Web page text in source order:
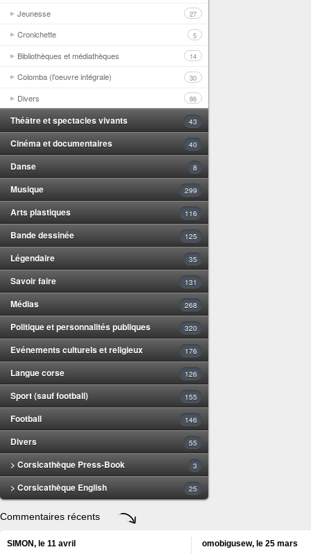
Jeunesse 27
Cronichette 5
Bibliothèques et médiathèques 14
Colomba (l'oeuvre intégrale) 30
Divers 86
Théâtre et spectacles vivants 43
Cinéma et documentaires 40
Danse 8
Musique 299
Arts plastiques 116
Bande dessinée 125
Légendaire 35
Savoir faire 131
Médias 268
Politique et personnalités publiques 320
Evénements culturels et religieux 176
Langue corse 126
Sport (sauf football) 155
Football 146
Divers 55
> Corsicathèque Press-Book 3
> Corsicathèque English 25
Commentaires récents
SIMON, le 11 avril
omobigusew, le 25 mars